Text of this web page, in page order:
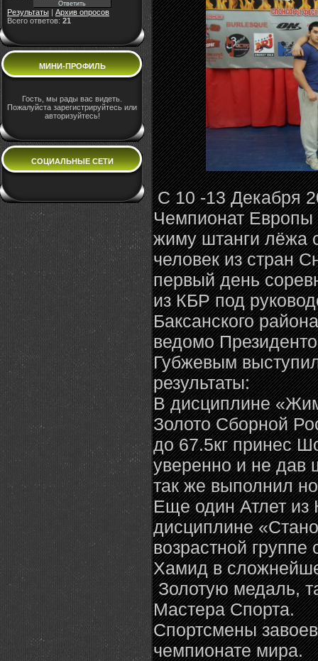
Результаты
Архив опросов
Всего ответов: 21
МИНИ-ПРОФИЛЬ
Гость, мы рады вас видеть.
Пожалуйста зарегистрируйтесь или
авторизуйтесь!
СОЦИАЛЬНЫЕ СЕТИ
С 10 -13 Декабря
Чемпионат Европы
жиму штанги лёжа
человек из стран
первый день
из КБР под
Баксанского
ведомо
Губжевым
результаты:
В дисциплине
Золото Сборной
до 67.5кг принес
уверенно и не дав
так же выполнил
Еще один Атлет
дисциплине
возрастной
Хамид в
Золотую медаль,
Мастера Спорта.
Спортсмены
чемпионате мира.